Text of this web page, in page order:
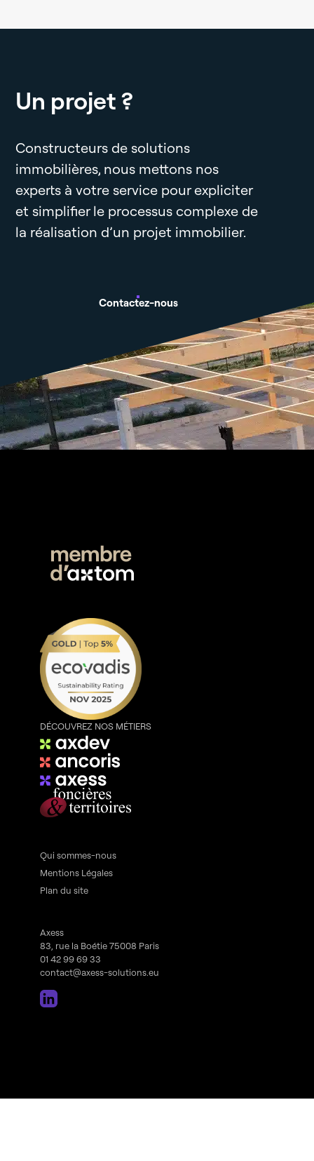
Un projet ?
Constructeurs de solutions
immobilières, nous mettons nos
experts à votre service pour expliciter
et simplifier le processus complexe de
la réalisation d’un projet immobilier.
Contactez-nous
DÉCOUVREZ NOS MÉTIERS
Qui sommes-nous
Mentions Légales
Plan du site
Axess
83, rue la Boétie 75008 Paris
01 42 99 69 33
contact@axess-solutions.eu